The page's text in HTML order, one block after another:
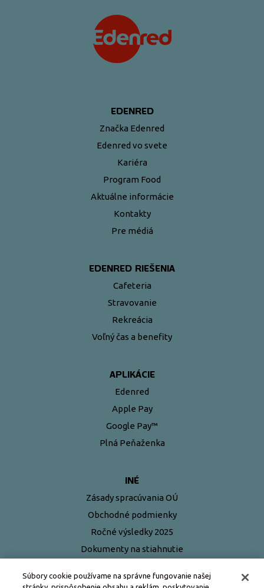
EDENRED
Značka Edenred
Edenred vo svete
Kariéra
Program Food
Aktuálne informácie
Kontakty
Pre médiá
EDENRED RIEŠENIA
Cafeteria
Stravovanie
Rekreácia
Voľný čas a benefity
APLIKÁCIE
Edenred
Apple Pay
Google Pay™
Plná Peňaženka
INÉ
Zásady spracúvania OÚ
Obchodné podmienky
Ročné výsledky 2025
Dokumenty na stiahnutie
Súbory cookie používame na správne fungovanie našej